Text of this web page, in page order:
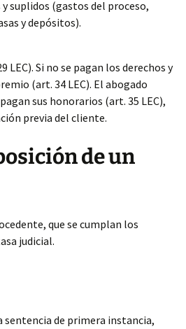
suplidos (gastos del proceso,
y depósitos).
Si no se pagan los derechos y
(art. 34 LEC). El abogado
sus honorarios (art. 35 LEC),
previa del cliente.
de un
que se cumplan los
judicial.
sentencia de primera instancia,